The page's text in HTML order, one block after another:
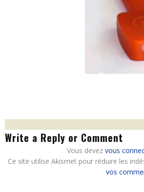
Write a Reply or Comment
Vous devezvous
Ce site utilise Akismet pour réduire les
vos